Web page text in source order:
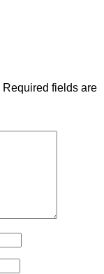
Required fields are